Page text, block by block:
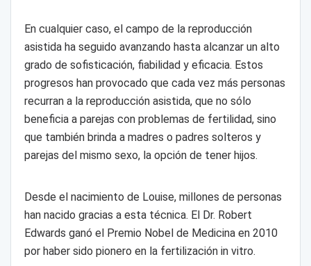
En cualquier caso, el campo de la reproducción
asistida ha seguido avanzando hasta alcanzar un alto
grado de sofisticación, fiabilidad y eficacia. Estos
progresos han provocado que cada vez más personas
recurran a la reproducción asistida, que no sólo
beneficia a parejas con problemas de fertilidad, sino
que también brinda a madres o padres solteros y
parejas del mismo sexo, la opción de tener hijos.
Desde el nacimiento de Louise, millones de personas
han nacido gracias a esta técnica. El Dr. Robert
Edwards ganó el Premio Nobel de Medicina en 2010
por haber sido pionero en la fertilización in vitro.